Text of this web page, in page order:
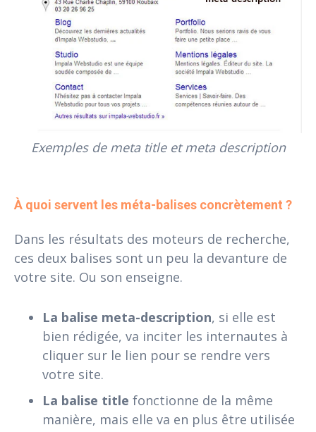
Exemples de meta title et meta description
À quoi servent les méta-balises concrètement ?
Dans les résultats des moteurs de recherche,
ces deux balises sont un peu la devanture de
votre site. Ou son enseigne.
La balise meta-description, si elle est
bien rédigée, va inciter les internautes à
cliquer sur le lien pour se rendre vers
votre site.
La balise title fonctionne de la même
manière, mais elle va en plus être utilisée